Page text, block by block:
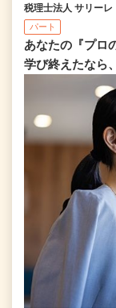
税理士法人 サリーレ
パート
あなたの『プロ
学び終えたなら